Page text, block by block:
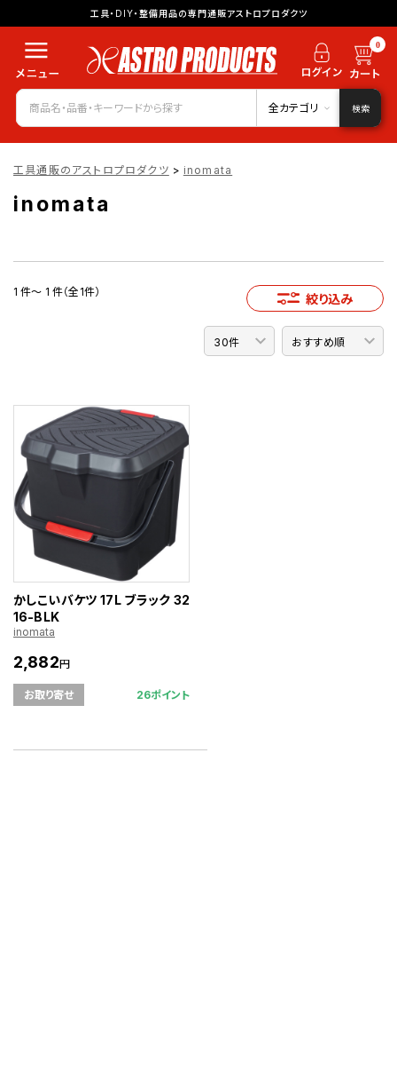
工具・DIY・整備用品の専門通販アストロプロダクツ
0
全カテゴリ 検索
工具通販のアストロプロダクツ > inomata
inomata
1 件～ 1 件（全1件） 絞り込み
かしこいバケツ 17L ブラック 32
16-BLK
inomata
2,882円
お取り寄せ 26ポイント